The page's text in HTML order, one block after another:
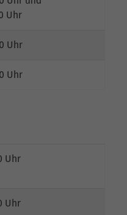
Uhr
Uhr
Uhr
12:30 Uhr
Uhr